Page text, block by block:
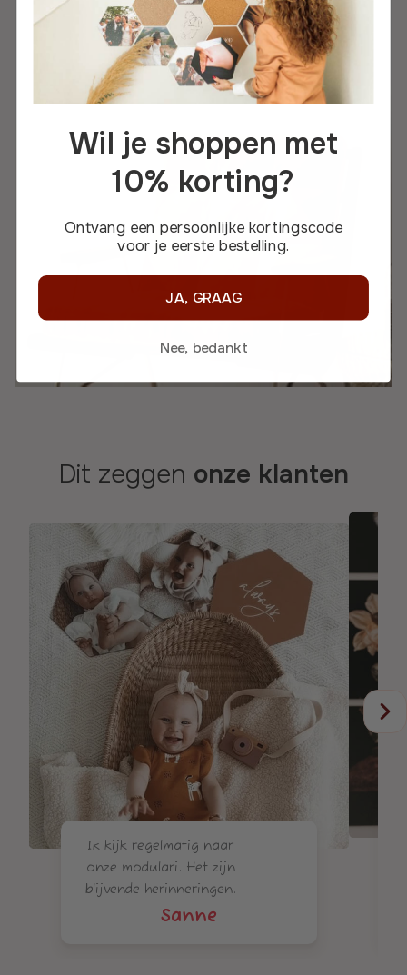
XS (18x16 cm)
Van€ 6,95
Dit zeggen onze klanten
Ik kijk regelmatig naar
onze modulari. Het zijn
blijvende herinneringen.
Sanne
Wil je shoppen met
10% korting?
Ontvang een persoonlijke kortingscode
voor je eerste bestelling.
JA, GRAAG
Nee, bedankt